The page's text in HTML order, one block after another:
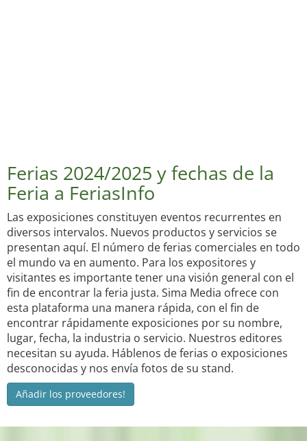
Ferias 2024/2025 y fechas de la
Feria a FeriasInfo
Las exposiciones constituyen eventos recurrentes en
diversos intervalos. Nuevos productos y servicios se
presentan aquí. El número de ferias comerciales en todo
el mundo va en aumento. Para los expositores y
visitantes es importante tener una visión general con el
fin de encontrar la feria justa. Sima Media ofrece con
esta plataforma una manera rápida, con el fin de
encontrar rápidamente exposiciones por su nombre,
lugar, fecha, la industria o servicio. Nuestros editores
necesitan su ayuda. Háblenos de ferias o exposiciones
desconocidas y nos envía fotos de su stand.
Añadir los proveedores!